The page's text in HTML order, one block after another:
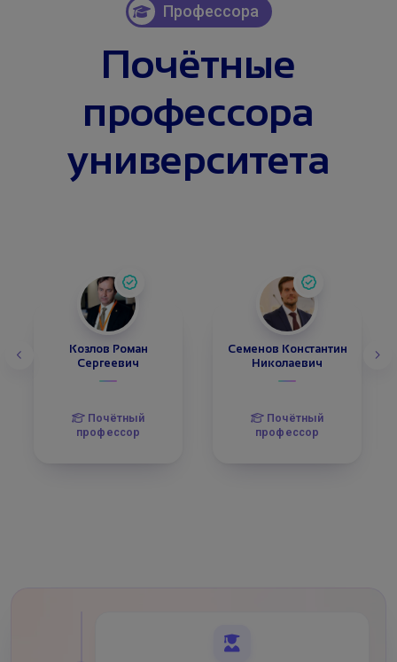
Профессора
Почётные
профессора
университета
Козлов Роман
Сергеевич
Почётный
профессор
Семенов Константин
Николаевич
Почётный
профессор